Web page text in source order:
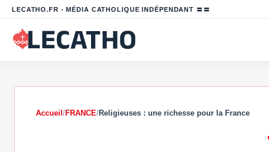
LECATHO.FR - MÉDIA CATHOLIQUE INDÉPENDANT 〓〓
Accueil /FRANCE/Religieuses : une richesse pour la France